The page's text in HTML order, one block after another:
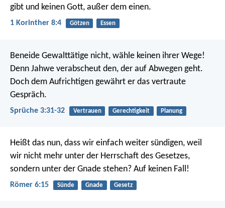
gibt und keinen Gott, außer dem einen.
1 Korinther 8:4 Götzen Essen
Beneide Gewalttätige nicht, wähle keinen ihrer Wege!
Denn Jahwe verabscheut den, der auf Abwegen geht.
Doch dem Aufrichtigen gewährt er das vertraute
Gespräch.
Sprüche 3:31-32 Vertrauen Gerechtigkeit Planung
Heißt das nun, dass wir einfach weiter sündigen, weil
wir nicht mehr unter der Herrschaft des Gesetzes,
sondern unter der Gnade stehen? Auf keinen Fall!
Römer 6:15 Sünde Gnade Gesetz